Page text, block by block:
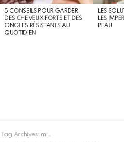
5 CONSEILS POUR GARDER
DES CHEVEUX FORTS ET DES
ONGLES RÉSISTANTS AU
QUOTIDIEN
LES
LES
PEAU
Tag Archives: misse france 2020 sexy